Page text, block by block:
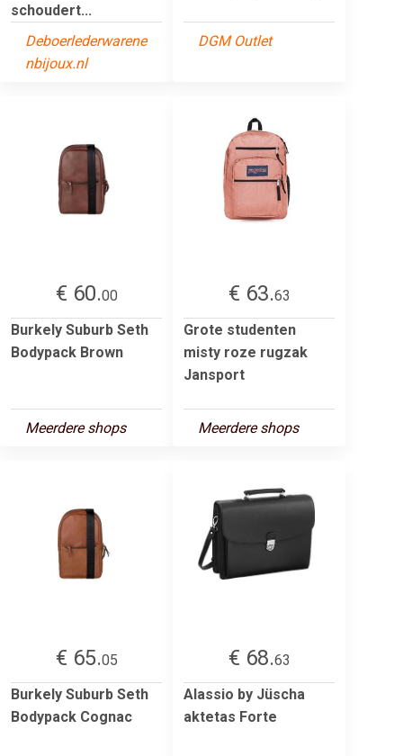
schoudert...
Deboerlederwarene
nbijoux.nl
DGM Outlet
€ 60.00
Burkely Suburb Seth
Bodypack Brown
Meerdere shops
€ 63.63
Grote studenten
misty roze rugzak
Jansport
Meerdere shops
€ 65.05
Burkely Suburb Seth
Bodypack Cognac
€ 68.63
Alassio by Jüscha
aktetas Forte